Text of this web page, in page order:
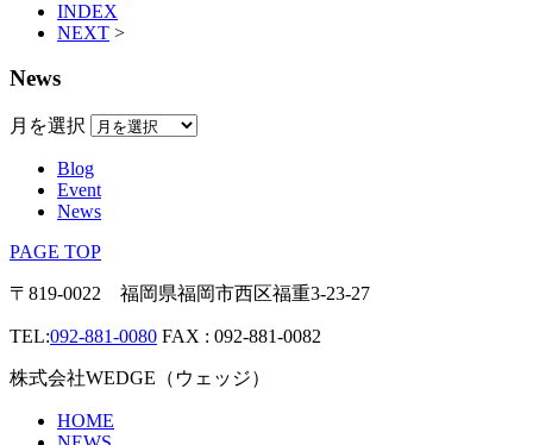
INDEX
NEXT >
News
月を選択
Blog
Event
News
PAGE TOP
〒819-0022 福岡県福岡市西区福重3-23-27
TEL:092-881-0080 FAX : 092-881-0082
株式会社WEDGE（ウェッジ）
HOME